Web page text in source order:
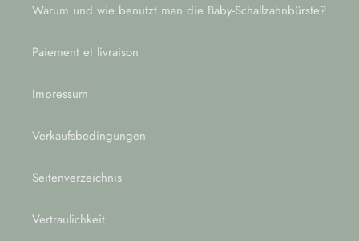
Warum und wie benutzt man die Baby-Schallzahnbürste?
Paiement et livraison
Impressum
Verkaufsbedingungen
Seitenverzeichnis
Vertraulichkeit